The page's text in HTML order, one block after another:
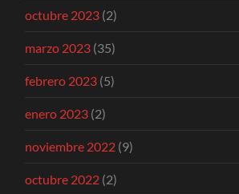
octubre 2023 (2)
marzo 2023 (35)
febrero 2023 (5)
enero 2023 (2)
noviembre 2022 (9)
octubre 2022 (2)